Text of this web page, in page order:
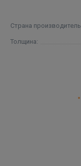
Страна производитель
Толщина: